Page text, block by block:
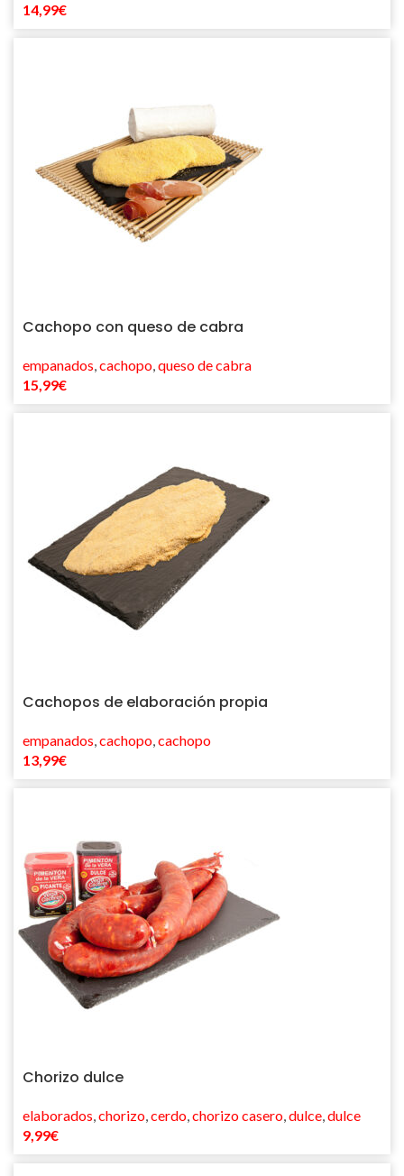
14,99€
Cachopo con queso de cabra
empanados,cachopo,queso de cabra
15,99€
Cachopos de elaboración propia
empanados,cachopo,cachopo
13,99€
Chorizo dulce
elaborados,chorizo,cerdo,chorizo casero,dulce,dulce
9,99€